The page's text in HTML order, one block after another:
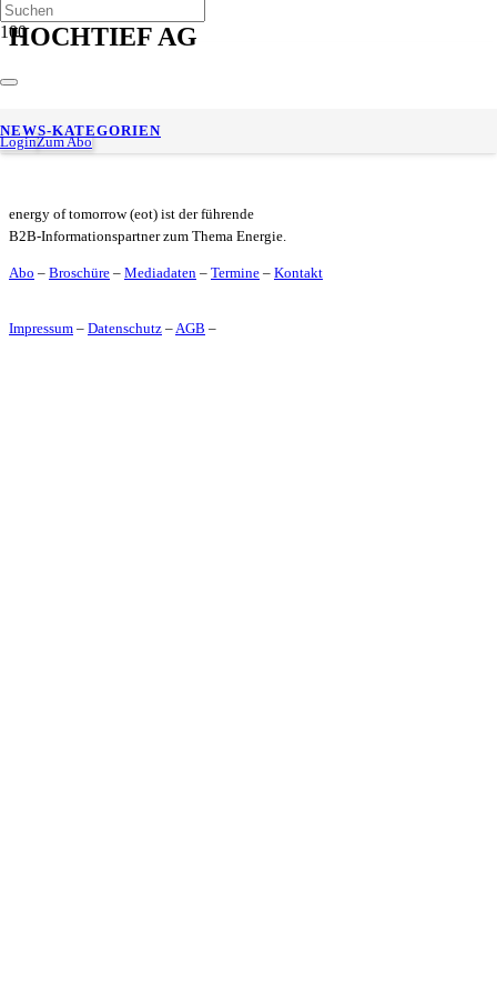
LoginZum Abo
NEWS-KATEGORIEN
HOCHTIEF AG
EWE Go und HOCHTIEF stärken Ladeinfrastruktur in
Langenhagen
energy of tomorrow (eot) ist der führende
B2B-Informationspartner zum Thema Energie.
Abo – Broschüre – Mediadaten – Termine – Kontakt
Impressum – Datenschutz –AGB –